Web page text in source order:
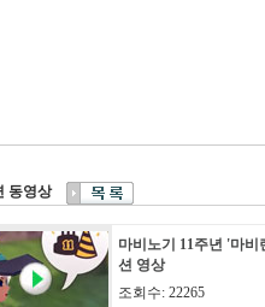
동영상
마비노기 11주년 '마비
션 영상
조회수: 22265